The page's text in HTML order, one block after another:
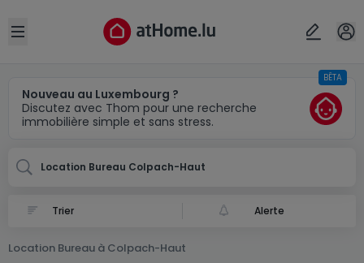
Open sidebar
Nouveau au Luxembourg ?
Discutez avec Thom pour une recherche
immobilière simple et sans stress.
BÊTA
Location Bureau Colpach-Haut
Alerte
Location Bureau à Colpach-Haut
Localité(s)
Annuler OK